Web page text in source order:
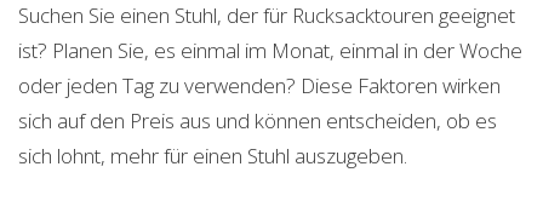
Suchen Sie einen Stuhl, der für Rucksacktouren geeignet
ist? Planen Sie, es einmal im Monat, einmal in der Woche
oder jeden Tag zu verwenden? Diese Faktoren wirken
sich auf den Preis aus und können entscheiden, ob es
sich lohnt, mehr für einen Stuhl auszugeben.